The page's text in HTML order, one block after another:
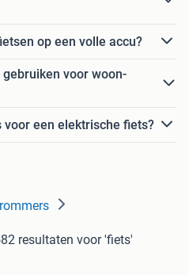
op een volle accu?
voor woon-
een elektrische fiets?
resultaten voor 'fiets'